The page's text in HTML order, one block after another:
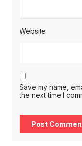
Website
Save my name,
the next time I